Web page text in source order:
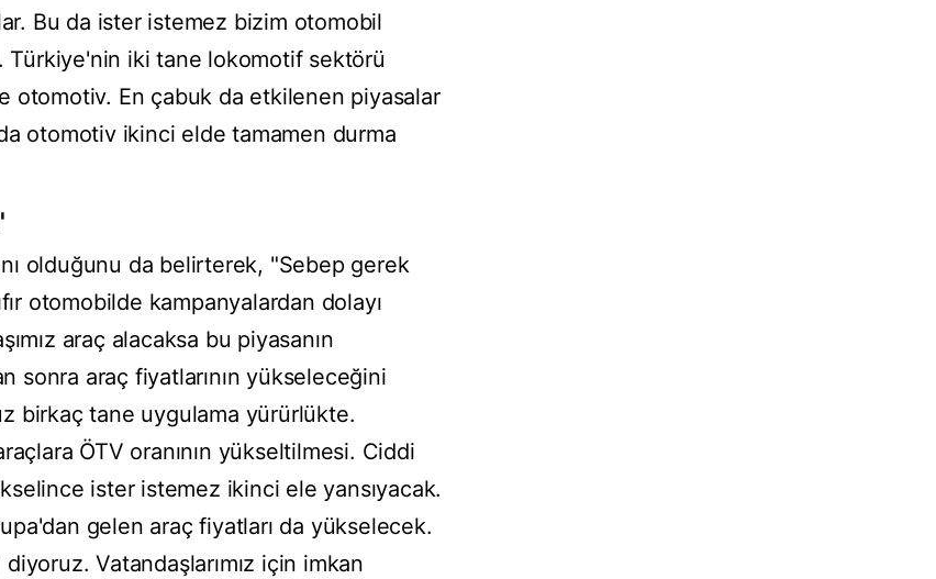
Bu da ister istemez bizim otomobil
Türkiye'nin iki tane lokomotif sektörü
otomotiv. En çabuk da etkilenen piyasalar
otomotiv ikinci elde tamamen durma
olduğunu da belirterek, "Sebep gerek
otomobilde kampanyalardan dolayı
araç alacaksa bu piyasanın
sonra araç fiyatlarının yükseleceğini
birkaç tane uygulama yürürlükte.
ÖTV oranının yükseltilmesi. Ciddi
ister istemez ikinci ele yansıyacak.
gelen araç fiyatları da yükselecek.
Vatandaşlarımız için imkan